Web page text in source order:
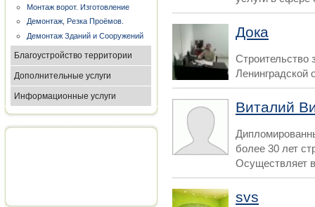
Монтаж ворот. Изготовление
Демонтаж, Резка Проёмов.
Демонтаж Зданий и Сооружений
Благоустройство территории
Дополнительные услуги
Информационные услуги
Дока
Строительство
Ленинградской
Виталий
более 30 лет
Осуществляет
svs